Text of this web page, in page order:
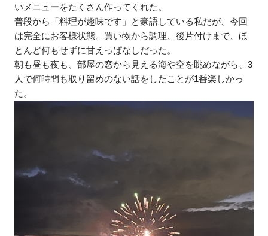
いメニューをたくさん作ってくれた。
普段から「料理が趣味です」と豪語している私だが、今回
は完全にお客様状態。買い物から調理、後片付けまで、ほ
とんど何もせずに甘えっぱなしだった。
朝も昼も夜も、部屋の窓から見える海や空を眺めながら、3
人で何時間も取り留めのない話をしたことが1番楽しかっ
た。